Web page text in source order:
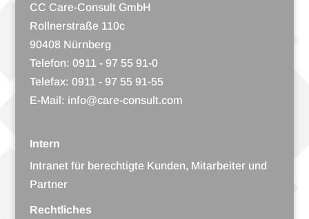
CC Care-Consult GmbH
Roll­ner­straße 110c
90408 Nürnberg
Tele­fon: 0911 - 97 55 91-0
Tele­fax: 0911 - 97 55 91-55
E-Mail: info@care-consult.com
Intern
Intra­net für berech­tigte Kun­den, Mit­ar­bei­ter und
Partner
Rechtliches